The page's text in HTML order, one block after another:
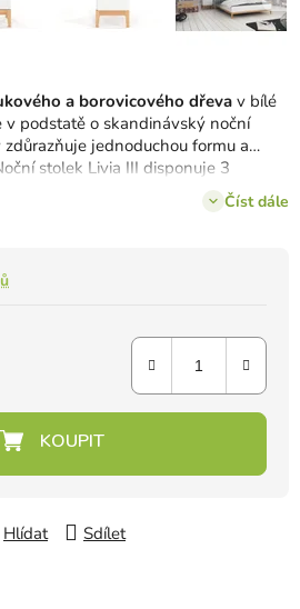
a borovicového dřevav bílé
v podstatě o skandinávský noční
jednoduchou formu a
stolek Livia III disponuje 3
Číst dále
Hlídat Sdílet